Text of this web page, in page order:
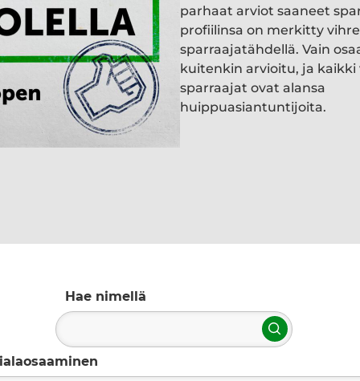
parhaat arviot saaneet
profiilinsa on merkitty
sparraajatähdellä. Vain
kuitenkin arvioitu, ja
sparraajat ovat alansa
huippuasiantuntijoita.
Hae nimellä
Hae